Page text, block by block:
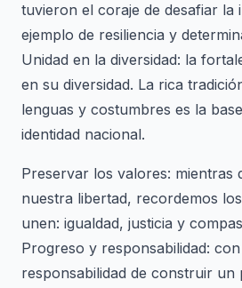
tuvieron el coraje de desafiar la
ejemplo de resiliencia y
Unidad en la diversidad: la
en su diversidad. La rica
lenguas y costumbres es la
identidad nacional.
Preservar los valores: mientras
nuestra libertad, recordemos
unen: igualdad, justicia y
Progreso y responsabilidad:
responsabilidad de construir un